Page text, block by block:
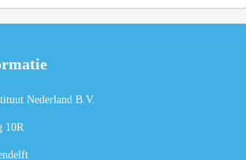
Nederland B.V.
10R